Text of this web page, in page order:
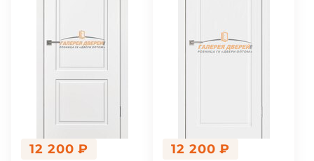
12 200 ₽ 12 200 ₽